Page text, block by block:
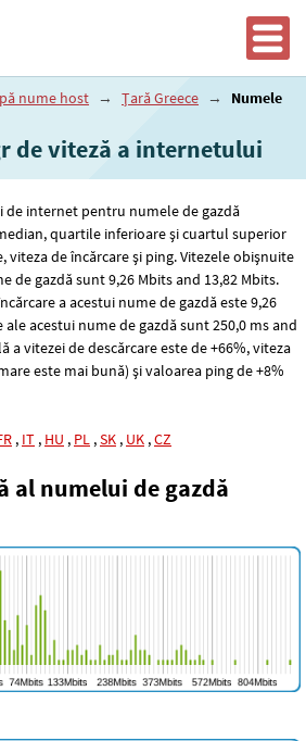
nume host → Țară Greece →
Numele
de viteză a internetului
de internet pentru numele de gazdă
quartile inferioare și cuartul superior
viteza de încărcare și ping. Vitezele obișnuite
de gazdă sunt 9,26 Mbits and 13,82 Mbits.
a acestui nume de gazdă este 9,26
acestui nume de gazdă sunt 250,0 ms and
a vitezei de descărcare este de +66%, viteza
este mai bună) și valoarea ping de +8%
, IT , HU , PL ,SK , UK ,CZ
al numelui de gazdă